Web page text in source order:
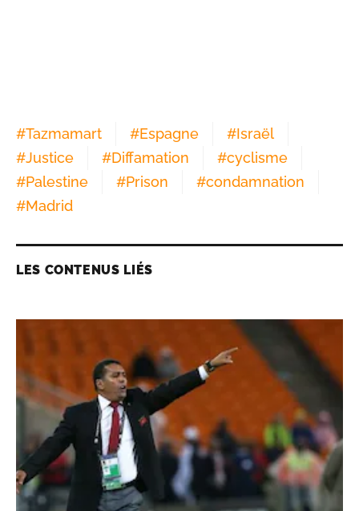
#Tazmamart #Espagne #Israël
#Justice #Diffamation #cyclisme
#Palestine #Prison #condamnation
#Madrid
LES CONTENUS LIÉS